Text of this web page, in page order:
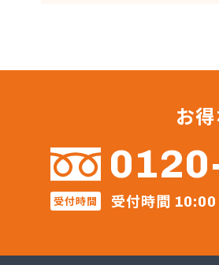
お
受付時間 受付時間